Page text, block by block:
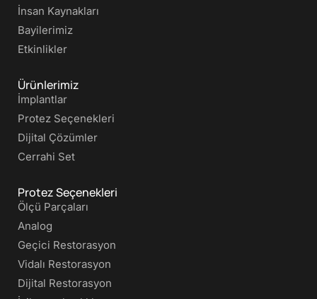
İnsan Kaynakları
Bayilerimiz
Etkinlikler
Ürünlerimiz
İmplantlar
Protez Seçenekleri
Dijital Çözümler
Cerrahi Set
Protez Seçenekleri
Ölçü Parçaları
Analog
Geçici Restorasyon
Vidalı Restorasyon
Dijital Restorasyon